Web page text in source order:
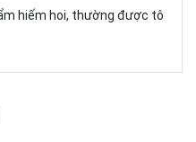
hiếm hoi, thường được tô